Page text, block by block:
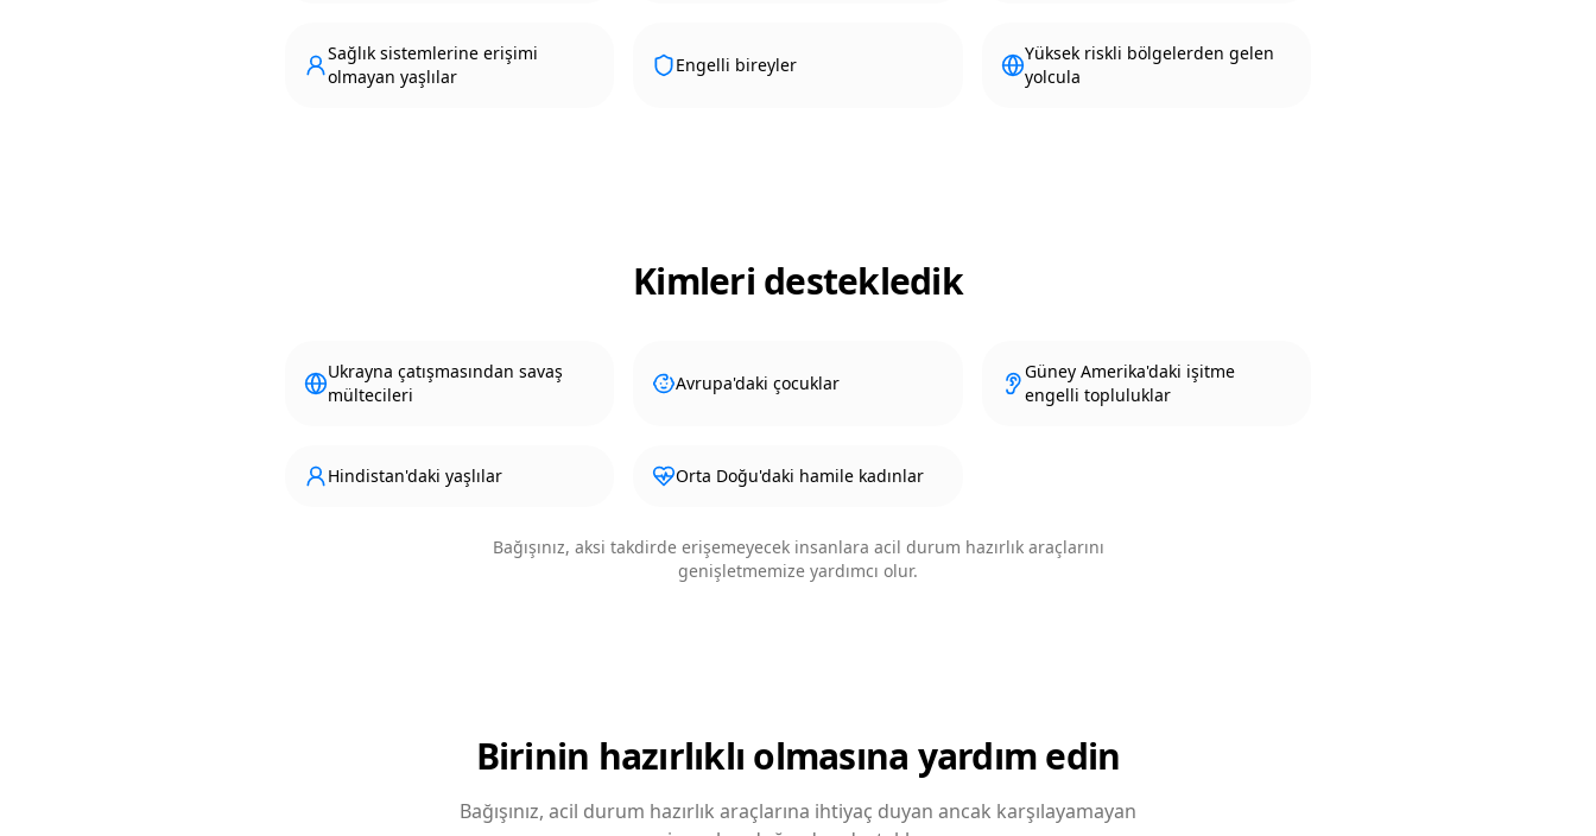
Sağlık sistemlerine erişimi
olmayan yaşlılar
Engelli bireyler
Yüksek riskli bölgelerden gelen
yolcula
Kimleri destekledik
Ukrayna çatışmasından savaş
mültecileri
Avrupa'daki çocuklar
Güney Amerika'daki işitme
engelli topluluklar
Hindistan'daki yaşlılar Orta Doğu'daki hamile kadınlar
Bağışınız, aksi takdirde erişemeyecek insanlara acil durum hazırlık araçlarını
genişletmemize yardımcı olur.
Birinin hazırlıklı olmasına yardım edin
Bağışınız, acil durum hazırlık araçlarına ihtiyaç duyan ancak karşılayamayan